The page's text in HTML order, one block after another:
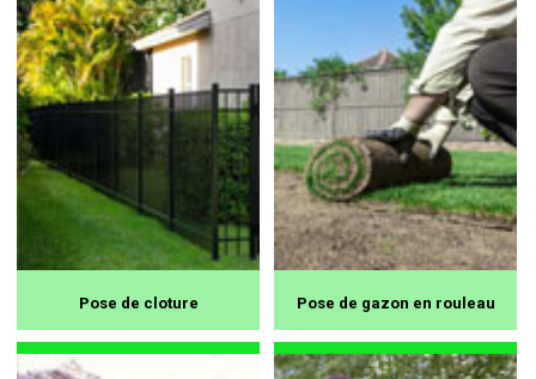
Pose de cloture Pose de gazon en rouleau